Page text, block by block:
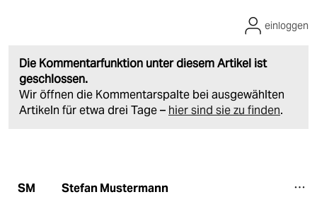
Die Kommentarfunktion unter diesem Artikel ist
geschlossen.
Wir öffnen die Kommentarspalte bei ausgewählten
Artikeln für etwa drei Tage – hier sind sie zu finden.
einloggen
SM Stefan Mustermann